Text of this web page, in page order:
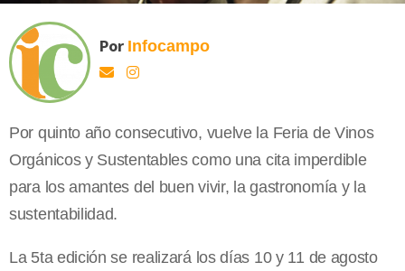
Por Infocampo
Por quinto año consecutivo, vuelve la Feria de Vinos
Orgánicos y Sustentables como una cita imperdible
para los amantes del buen vivir, la gastronomía y la
sustentabilidad.
La 5ta edición se realizará los días 10 y 11 de agosto